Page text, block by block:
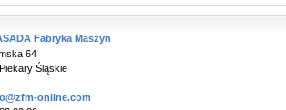
Fabryka Maszyn
64
Śląskie
online.com